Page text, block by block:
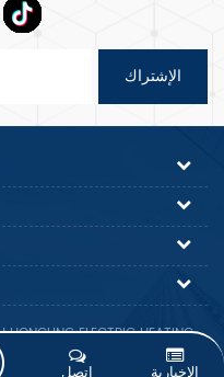
الإشتراك